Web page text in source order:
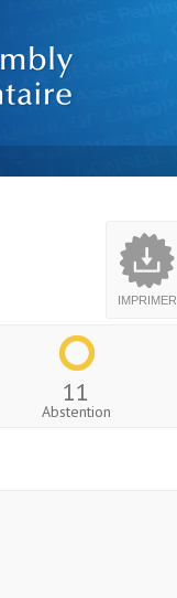
IMPRIMER
11
Abstention